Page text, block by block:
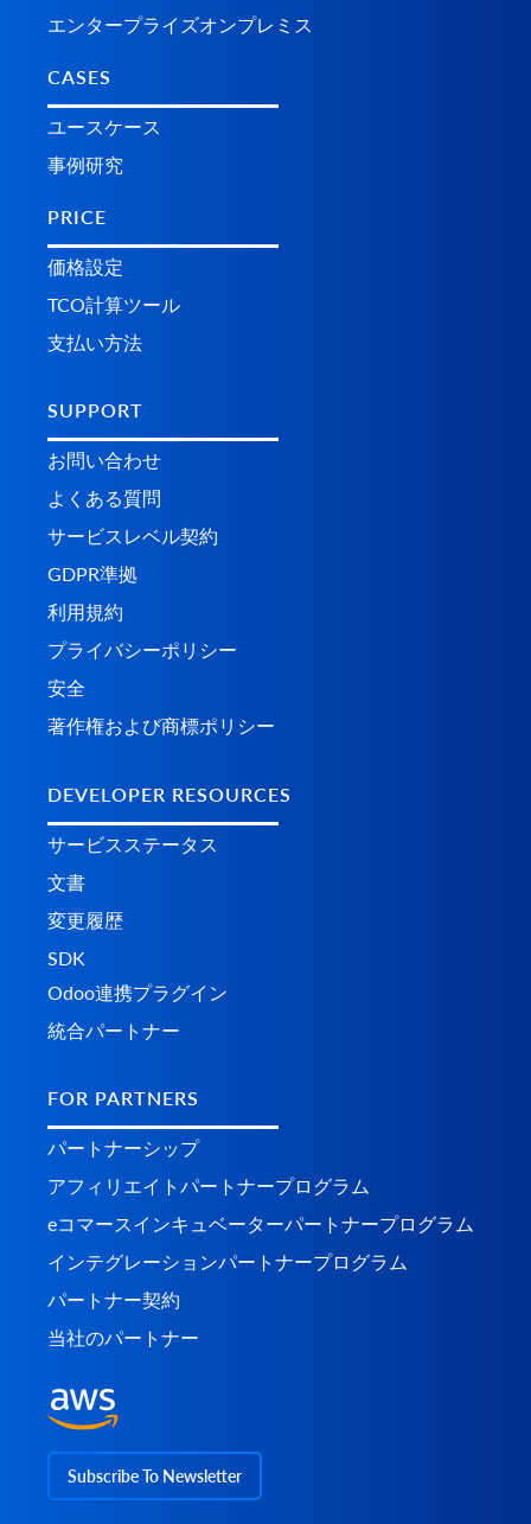
エンタープライズオンプレミス
CASES
ユースケース
事例研究
PRICE
価格設定
TCO計算ツール
支払い方法
SUPPORT
お問い合わせ
よくある質問
サービスレベル契約
GDPR準拠
利用規約
プライバシーポリシー
安全
著作権および商標ポリシー
DEVELOPER RESOURCES
サービスステータス
文書
変更履歴
SDK
Odoo連携プラグイン
統合パートナー
FOR PARTNERS
パートナーシップ
アフィリエイトパートナープログラム
eコマースインキュベーターパートナープログラム
インテグレーションパートナープログラム
パートナー契約
当社のパートナー
Subscribe To Newsletter